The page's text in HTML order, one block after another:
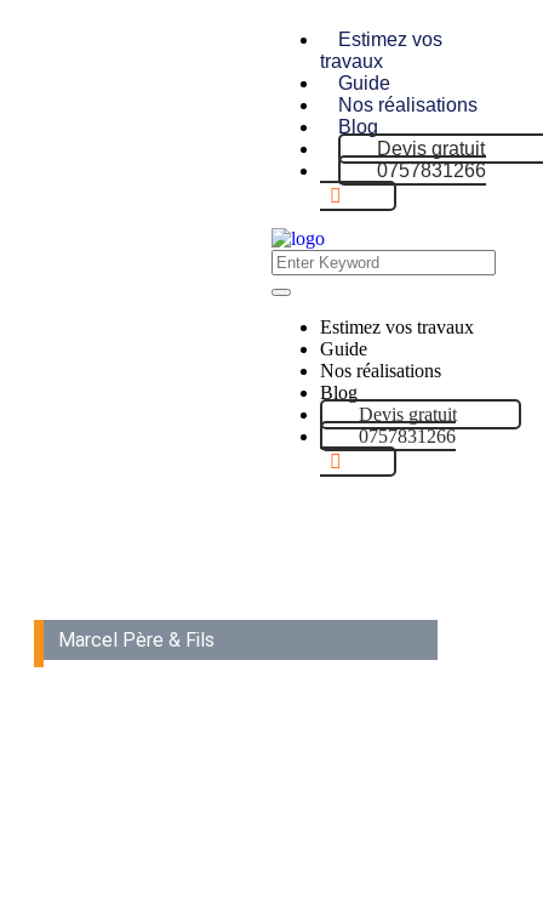
Estimez vos
travaux
Guide
Nos réalisations
Blog
Devis gratuit
0757831266
Estimez vos travaux
Guide
Nos réalisations
Blog
Devis gratuit
0757831266
Marcel Père & Fils